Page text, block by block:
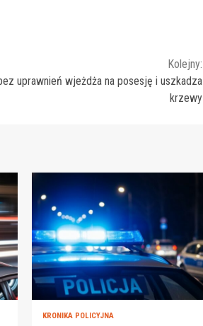
Kolejny:
uprawnień wjeżdża na posesję i uszkadza
krzewy
KRONIKA POLICYJNA